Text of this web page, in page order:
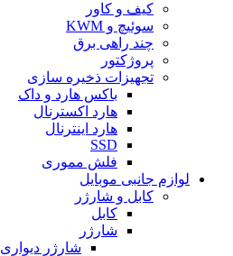
کیف و کاور
سوئیچ و KWM
چند راهی برق
پروژکتور
تجهیزات ذخیره سازی
باکس هارد و داک
هارد اکسترنال
هارد اینترنال
SSD
فلش مموری
لوازم جانبی موبایل
کابل و شارژر
کابل
شارژر
شارژر دیواری